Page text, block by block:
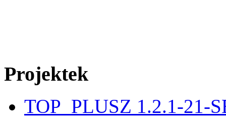
Projektek
TOP_PLUSZ 1.2.1-21-